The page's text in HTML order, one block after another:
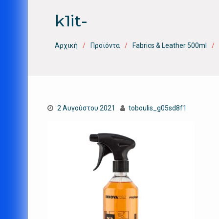
k1it-
Αρχική Προϊόντα Fabrics & Leather 500ml
2 Αυγούστου 2021 toboulis_g05sd8f1